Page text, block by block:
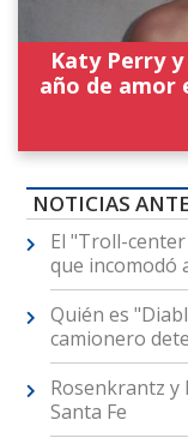
Katy Perry
año de amor
NOTICIAS
El "Troll-
que incomodó
Quién es
camionero
Rosenkrantz y
Santa Fe